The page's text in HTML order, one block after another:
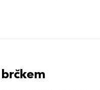
brčkem